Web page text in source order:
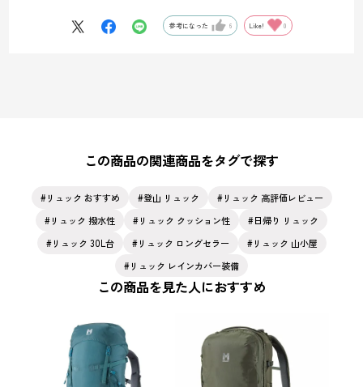
●EVAフォーム
を提供しております。
参考になった 6 Like! 0
この商品の関連商品をタグで探す
リュック おすすめ 登山 リュック
リュック 高評価レビュー
リュック 撥水性
リュック クッション性
日帰り リュック
リュック 30L台
リュック ロングセラー
リュック 山小屋
リュック レインカバー装備
この商品を見た人におすすめ